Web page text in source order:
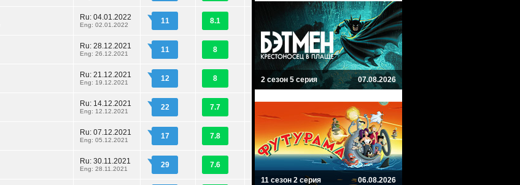
Ru: 04.01.2022
Eng: 02.01.2022 11 8.1
Ru: 28.12.2021
Eng: 26.12.2021 11 8
Ru: 21.12.2021
Eng: 19.12.2021 12 8
Ru: 14.12.2021
Eng: 12.12.2021 22 7.7
Ru: 07.12.2021
Eng: 05.12.2021 17 7.8
Ru: 30.11.2021
Eng: 28.11.2021 29 7.6
2 сезон 5 серия 07.08.2026
11 сезон 2 серия 06.08.2026